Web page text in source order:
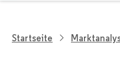
Startseite